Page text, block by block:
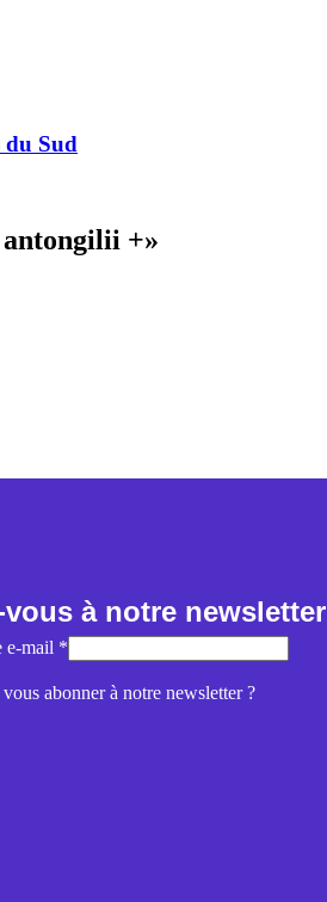
Sud
antongilii +»
à notre newsletter
e-mail *
abonner à notre newsletter ?